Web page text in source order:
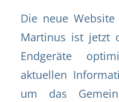
Die neue
Martinus ist jetzt
Endgeräte
aktuellen
um das